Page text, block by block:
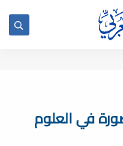
في العلوم